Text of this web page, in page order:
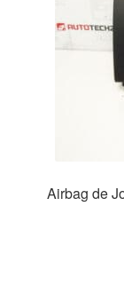
Política de
Procedimento
Termos e
Airbag de